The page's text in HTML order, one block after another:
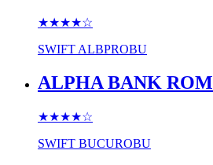
★★★★☆
SWIFT ALBPROBU
ALPHA BANK
★★★★☆
SWIFT BUCUROBU